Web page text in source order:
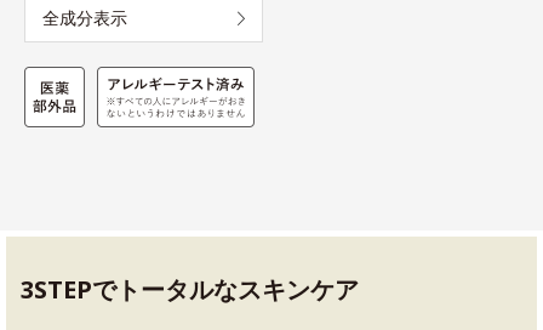
全成分表示
3STEPでトータルなスキンケア